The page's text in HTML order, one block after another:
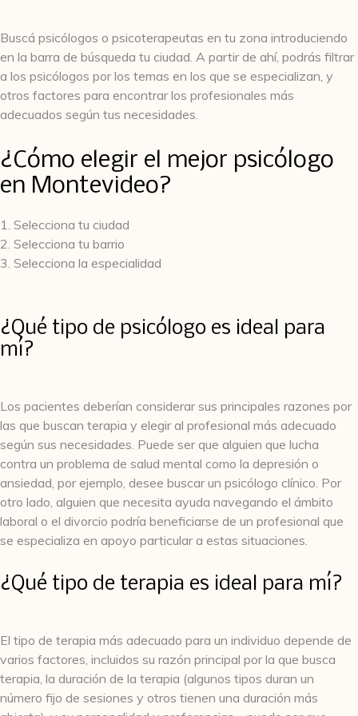
Buscá psicólogos o psicoterapeutas en tu zona introduciendo
en la barra de búsqueda tu ciudad. A partir de ahí, podrás filtrar
a los psicólogos por los temas en los que se especializan, y
otros factores para encontrar los profesionales más
adecuados según tus necesidades.
¿Cómo elegir el mejor psicólogo
en Montevideo?
1. Selecciona tu ciudad
2. Selecciona tu barrio
3. Selecciona la especialidad
¿Qué tipo de psicólogo es ideal para
mí?
Los pacientes deberían considerar sus principales razones por
las que buscan terapia y elegir al profesional más adecuado
según sus necesidades. Puede ser que alguien que lucha
contra un problema de salud mental como la depresión o
ansiedad, por ejemplo, desee buscar un psicólogo clínico. Por
otro lado, alguien que necesita ayuda navegando el ámbito
laboral o el divorcio podría beneficiarse de un profesional que
se especializa en apoyo particular a estas situaciones.
¿Qué tipo de terapia es ideal para mí?
El tipo de terapia más adecuado para un individuo depende de
varios factores, incluidos su razón principal por la que busca
terapia, la duración de la terapia (algunos tipos duran un
número fijo de sesiones y otros tienen una duración más